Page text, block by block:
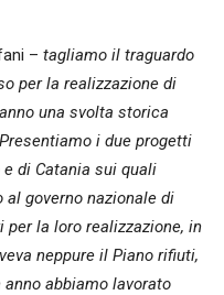
– tagliamo il traguardo
per la realizzazione di
una svolta storica
i due progetti
di Catania sui quali
governo nazionale di
la loro realizzazione, in
neppure il Piano rifiuti,
abbiamo lavorato